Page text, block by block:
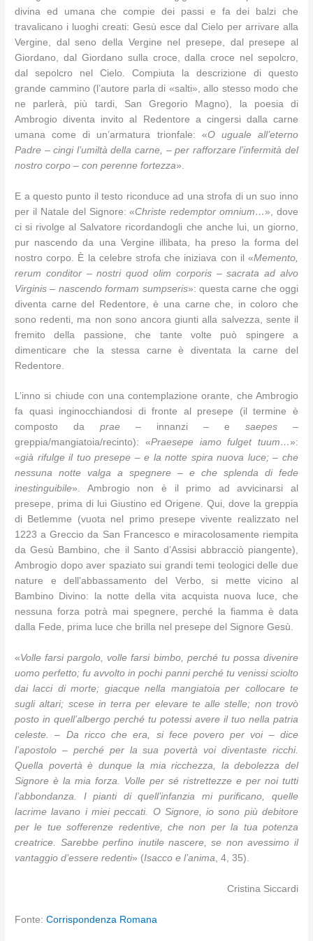
divina ed umana che compie dei passi e fa dei balzi che
travalicano i luoghi creati: Gesù esce dal Cielo per arrivare alla
Vergine, dal seno della Vergine nel presepe, dal presepe al
Giordano, dal Giordano sulla croce, dalla croce nel sepolcro,
dal sepolcro nel Cielo. Compiuta la descrizione di questo
grande cammino (l’autore parla di «salti», allo stesso modo che
ne parlerà, più tardi, San Gregorio Magno), la poesia di
Ambrogio diventa invito al Redentore a cingersi dalla carne
umana come di un’armatura trionfale: «O uguale all’eterno
Padre – cingi l’umiltà della carne, – per rafforzare l’infermità del
nostro corpo – con perenne fortezza».
E a questo punto il testo riconduce ad una strofa di un suo inno
per il Natale del Signore: «Christe redemptor omnium… », dove
ci si rivolge al Salvatore ricordandogli che anche lui, un giorno,
pur nascendo da una Vergine illibata, ha preso la forma del
nostro corpo. È la celebre strofa che iniziava con il «Memento,
rerum conditor – nostri quod olim corporis – sacrata ad alvo
Virginis – nascendo formam sumpseris»: questa carne che oggi
diventa carne del Redentore, è una carne che, in coloro che
sono redenti, ma non sono ancora giunti alla salvezza, sente il
fremito della passione, che tante volte può spingere a
dimenticare che la stessa carne è diventata la carne del
Redentore.
L’inno si chiude con una contemplazione orante, che Ambrogio
fa quasi inginocchiandosi di fronte al presepe (il termine è
composto daprae – innanzi – e saepes –
greppia/mangiatoia/recinto): «Praesepe iamo fulget tuum… »:
«già rifulge il tuo presepe – e la notte spira nuova luce; – che
nessuna notte valga a spegnere – e che splenda di fede
inestinguibile». Ambrogio non è il primo ad avvicinarsi al
presepe, prima di lui Giustino ed Origene. Qui, dove la greppia
di Betlemme (vuota nel primo presepe vivente realizzato nel
1223 a Greccio da San Francesco e miracolosamente riempita
da Gesù Bambino, che il Santo d’Assisi abbracciò piangente),
Ambrogio dopo aver spaziato sui grandi temi teologici delle due
nature e dell’abbassamento del Verbo, si mette vicino al
Bambino Divino: la notte della vita acquista nuova luce, che
nessuna forza potrà mai spegnere, perché la fiamma è data
dalla Fede, prima luce che brilla nel presepe del Signore Gesù.
«Volle farsi pargolo, volle farsi bimbo, perché tu possa divenire
uomo perfetto; fu avvolto in pochi panni perché tu venissi sciolto
dai lacci di morte; giacque nella mangiatoia per collocare te
sugli altari; scese in terra per elevare te alle stelle; non trovò
posto in quell’albergo perché tu potessi avere il tuo nella patria
celeste. – Da ricco che era, si fece povero per voi – dice
l’apostolo – perché per la sua povertà voi diventaste ricchi.
Quella povertà è dunque la mia ricchezza, la debolezza del
Signore è la mia forza. Volle per sé ristrettezze e per noi tutti
l’abbondanza. I pianti di quell’infanzia mi purificano, quelle
lacrime lavano i miei peccati. O Signore, io sono più debitore
per le tue sofferenze redentive, che non per la tua potenza
creatrice. Sarebbe perfino inutile nascere, se non avessimo il
vantaggio d’essere redenti» (Isacco e l’anima, 4, 35).
Cristina Siccardi
Fonte:Corrispondenza Romana